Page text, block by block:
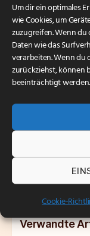
Um dir ein optimales
wie Cookies, um
zuzugreifen. Wenn
Daten wie das
verarbeiten. Wenn
zurückziehst, können
beeinträchtigt werden.
Cookie-
Als
mittelständische
Kompetenz,
Intelligence
Kontaktieren Sie
Intelligence die
Unternehmens
Verwandte